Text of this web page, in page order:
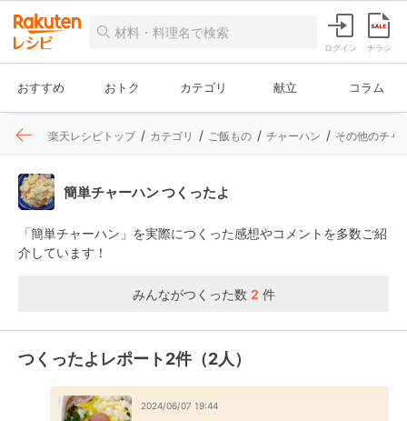
ログイン チラシ
おすすめ おトク カテゴリ 献立 コラム
楽天レシピトップ カテゴリ ご飯もの チャーハン その他のチャ
簡単チャーハン つくったよ
「簡単チャーハン」を実際につくった感想やコメントを多数ご紹
介しています！
みんながつくった数 2 件
つくったよレポート2件（2人）
2024/06/07 19:44